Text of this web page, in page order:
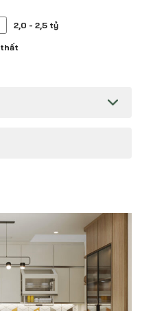
2,0 - 2,5 tỷ
thất